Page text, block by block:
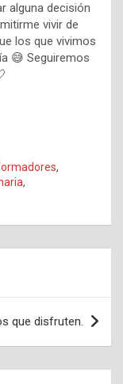
alguna decisión
vivir de
los que vivimos
😅 Seguiremos
,
,
que disfruten.